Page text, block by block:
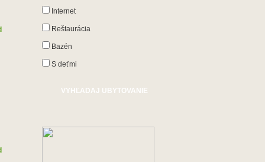
Internet
Reštaurácia
Bazén
S deťmi